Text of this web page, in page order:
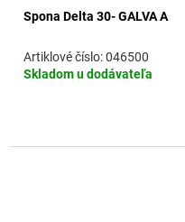
Spona Delta 30- GALVA A
Skladom u dodávateľa
046500